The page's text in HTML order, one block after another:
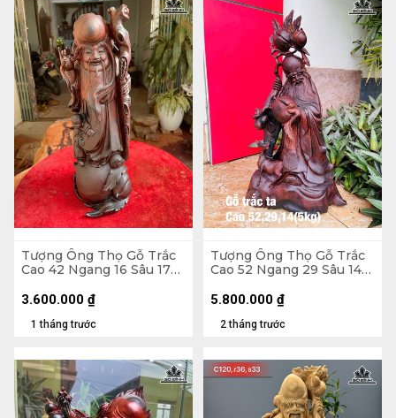
Tượng Ông Thọ Gỗ Trắc
Cao 42 Ngang 16 Sâu 17
1 tháng trước
3.600.000 ₫
Tượng Ông Thọ Gỗ Trắc
Cao 52 Ngang 29 Sâu 14
2 tháng trước
5.800.000 ₫